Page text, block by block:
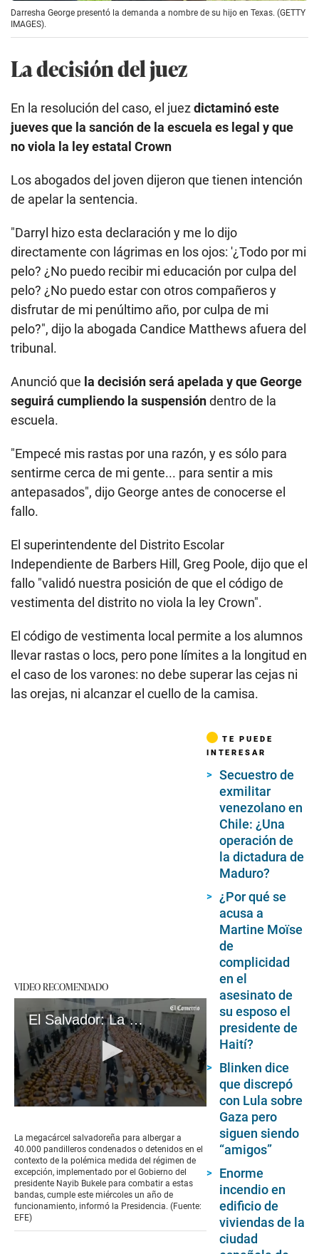
Darresha George presentó la demanda a nombre de su hijo en Texas. (GETTY
IMAGES).
La decisión del juez
En la resolución del caso, el juezdictaminó este
jueves que la sanción de la escuela es legal y que
no viola la ley estatal Crown
Los abogados del joven dijeron que tienen intención
de apelar la sentencia.
"Darryl hizo esta declaración y me lo dijo
directamente con lágrimas en los ojos: '¿Todo por mi
pelo? ¿No puedo recibir mi educación por culpa del
pelo? ¿No puedo estar con otros compañeros y
disfrutar de mi penúltimo año, por culpa de mi
pelo?", dijo la abogada Candice Matthews afuera del
tribunal.
Anunció que la decisión será apelada y que George
seguirá cumpliendo la suspensióndentro de la
escuela.
"Empecé mis rastas por una razón, y es sólo para
sentirme cerca de mi gente... para sentir a mis
antepasados", dijo George antes de conocerse el
fallo.
El superintendente del Distrito Escolar
Independiente de Barbers Hill, Greg Poole, dijo que el
fallo "validó nuestra posición de que el código de
vestimenta del distrito no viola la ley Crown".
El código de vestimenta local permite a los alumnos
llevar rastas o locs, pero pone límites a la longitud en
el caso de los varones: no debe superar las cejas ni
las orejas, ni alcanzar el cuello de la camisa.
VIDEO RECOMENDADO
El Salvador: La megacárcel implementado por Nayib Bukele cumple un año
of
1
minute,
3
seconds
La megacárcel salvadoreña para albergar a
40.000 pandilleros condenados o detenidos en el
contexto de la polémica medida del régimen de
excepción, implementado por el Gobierno del
presidente Nayib Bukele para combatir a estas
bandas, cumple este miércoles un año de
funcionamiento, informó la Presidencia. (Fuente:
EFE)
TE PUEDE
INTERESAR
Secuestro de
exmilitar
venezolano en
Chile: ¿Una
operación de
la dictadura de
Maduro?
¿Por qué se
acusa a
Martine Moïse
de
complicidad
en el
asesinato de
su esposo el
presidente de
Haití?
Blinken dice
que discrepó
con Lula sobre
Gaza pero
siguen siendo
“amigos”
Enorme
incendio en
edificio de
viviendas de la
ciudad